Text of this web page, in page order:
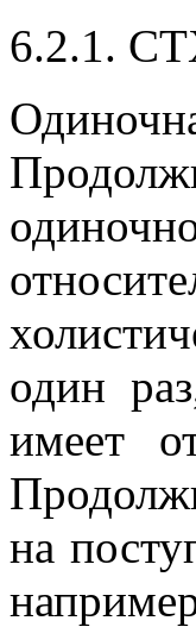
6.2.1.
один
имеет
на